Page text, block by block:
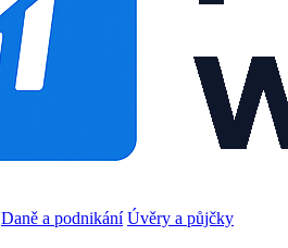
Daně a podnikání Úvěry a půjčky